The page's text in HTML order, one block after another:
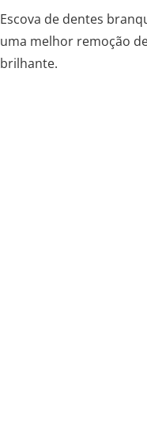
Escova de dentes
uma melhor remoção
brilhante.